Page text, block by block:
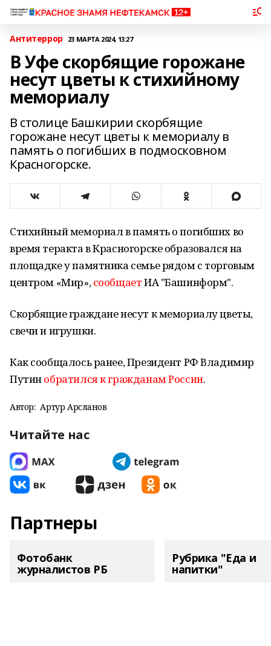
Антитеррор 23 МАРТА 2024, 13:27
В Уфе скорбящие горожане
несут цветы к стихийному
мемориалу
В столице Башкирии скорбящие
горожане несут цветы к мемориалу в
память о погибших в подмосковном
Красногорске.
Стихийный мемориал в память о погибших во
время теракта в Красногорске образовался на
площадке у памятника семье рядом с торговым
центром «Мир»,сообщаетИА "Башинформ".
Скорбящие граждане несут к мемориалу цветы,
свечи и игрушки.
Как сообщалось ранее, Президент РФ Владимир
Путинобратился к гражданам России.
Автор: Артур Арсланов
Читайте нас
Партнеры
Фотобанк
журналистов РБ
Рубрика "Еда и
напитки"